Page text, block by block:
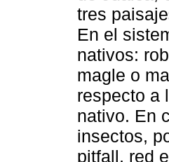
tres
En el
nativos:
magle o
respecto a
nativo. En
insectos,
pitfall, red